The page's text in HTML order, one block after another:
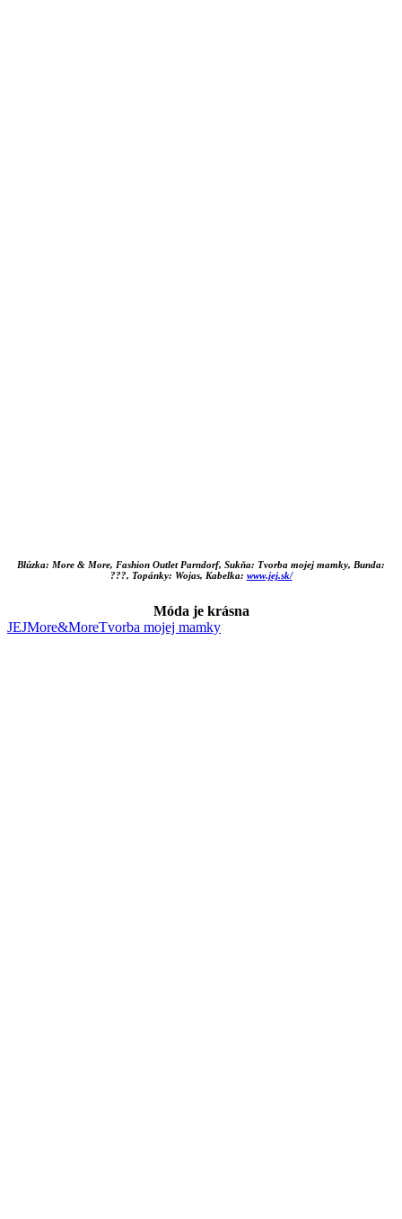
Blúzka: More & More, Fashion Outlet Parndorf, Sukňa: Tvorba mojej mamky, Bunda:
???, Topánky: Wojas, Kabelka: www.jej.sk/
Móda je krásna
JEJMore&MoreTvorba mojej mamky